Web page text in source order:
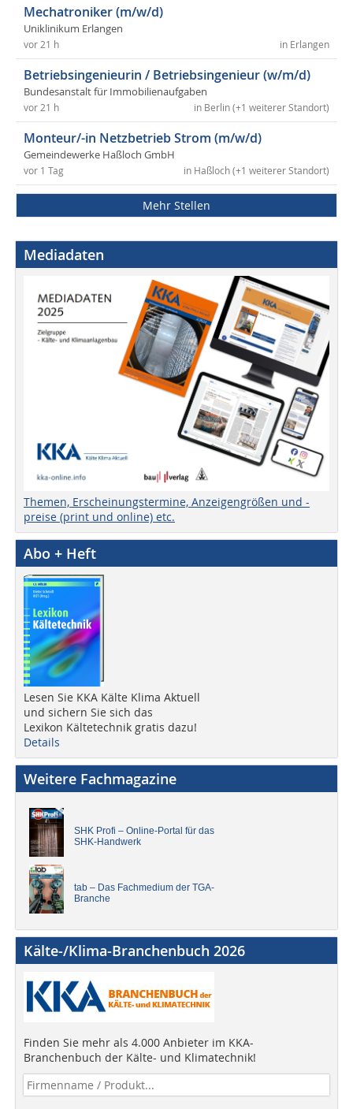
Mechatroniker (m/w/d)
Uniklinikum Erlangen
in Erlangen
vor 21 h
Betriebsingenieurin / Betriebsingenieur (w/m/d)
Bundesanstalt für Immobilienaufgaben
in Berlin (+1 weiterer Standort)
vor 21 h
Monteur/-in Netzbetrieb Strom (m/w/d)
Gemeindewerke Haßloch GmbH
in Haßloch (+1 weiterer Standort)
vor 1 Tag
Mehr Stellen
Mediadaten
Themen, Erscheinungstermine, Anzeigengrößen und -
preise (print und online) etc.
Abo + Heft
Lesen Sie KKA Kälte Klima Aktuell
und sichern Sie sich das
Lexikon Kältetechnik gratis dazu!
Details
Weitere Fachmagazine
SHK Profi – Online-Portal für das
SHK-Handwerk
tab – Das Fachmedium der TGA-
Branche
Kälte-/Klima-Branchenbuch 2026
Finden Sie mehr als 4.000 Anbieter im KKA-
Branchenbuch der Kälte- und Klimatechnik!